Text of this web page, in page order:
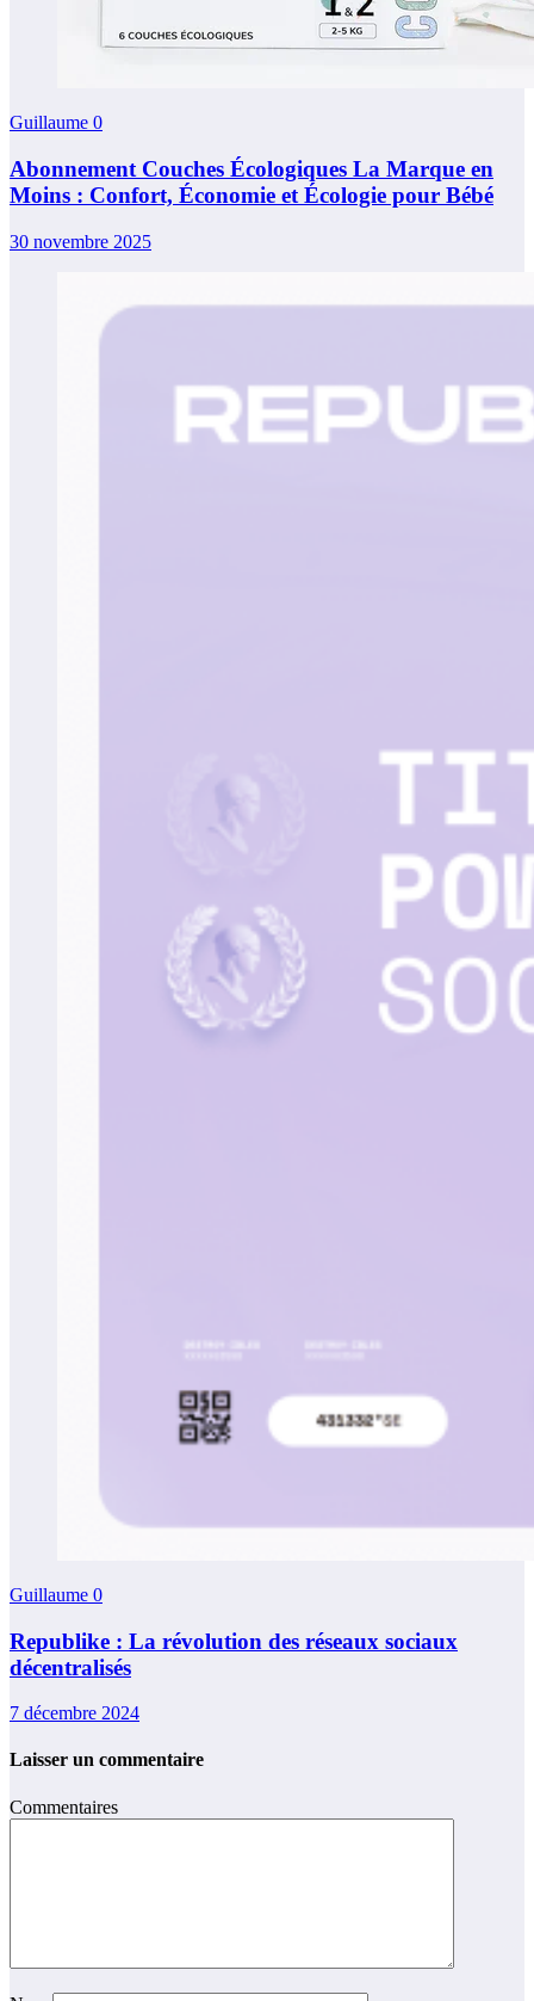
Guillaume 0
Abonnement Couches Écologiques La Marque en
Moins : Confort, Économie et Écologie pour Bébé
30 novembre 2025
Guillaume 0
Republike : La révolution des réseaux sociaux
décentralisés
7 décembre 2024
Laisser un commentaire
Commentaires